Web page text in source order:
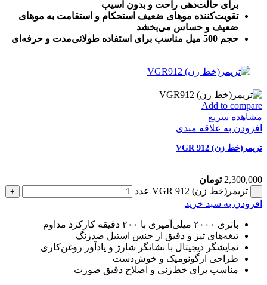
برای حالت‌دهی راحت و بدون آسیب
تقویت‌کننده موهای ضعیف استحکام و استقامت به موهای
ضعیف و حساس می‌بخشد
حجم 500 میل مناسب برای استفاده طولانی‌مدت و حرفه‌ای
Add to compare
مشاهده سریع
افزودن به علاقه مندی
تریمر(خط زن) VGR 912
2,300,000 تومان
تریمر(خط زن) VGR 912 عدد
افزودن به سبد خرید
باتری ۲۰۰۰ میلی‌آمپری با ۲۰۰ دقیقه کارکرد مداوم
تیغه‌های تیز و دقیق از جنس استیل ضدزنگ
نمایشگر دیجیتال با نشانگر شارژ و یادآور روغن‌کاری
طراحی ارگونومیک و خوش‌دست
مناسب برای خط‌زنی و اصلاح دقیق صورت